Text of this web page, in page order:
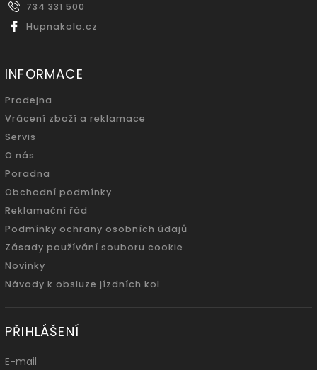
734 331 500
Hupnakolo.cz
INFORMACE
Prodejna
Vrácení zboží a reklamace
Servis
O nás
Poradna
Obchodní podmínky
Reklamační řád
Podmínky ochrany osobních údajů
Zásady používání souboru cookie
Novinky
Návody k obsluze jízdních kol
PŘIHLÁŠENÍ
E-mail